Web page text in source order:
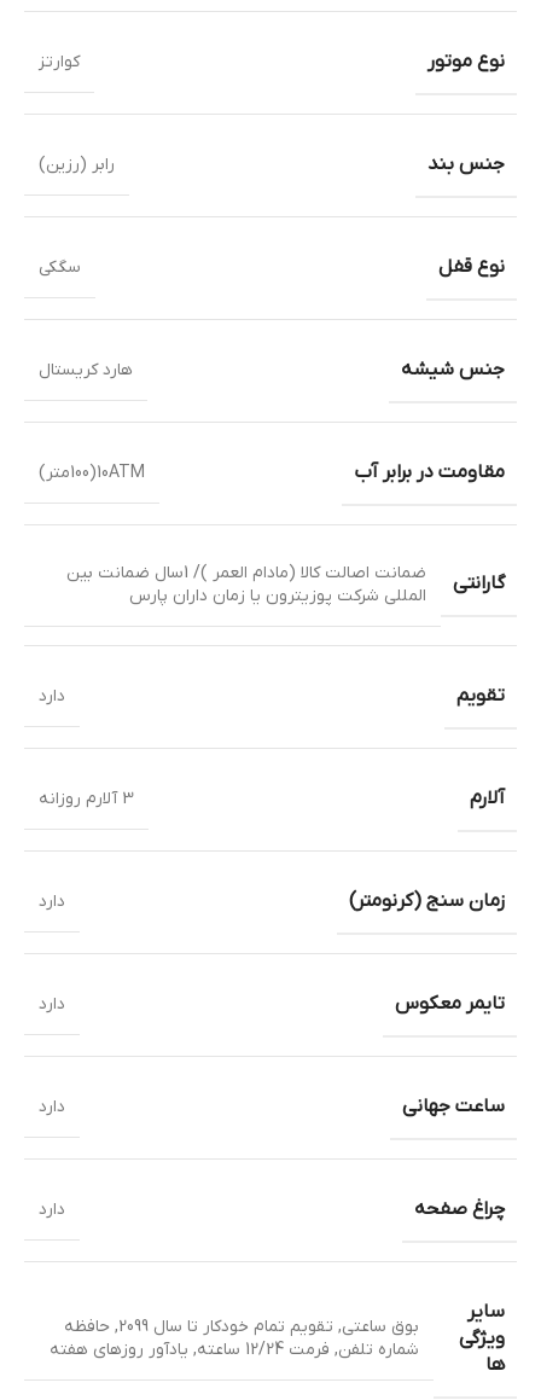
نوع موتور کوارتز
جنس بند رابر (رزین)
نوع قفل سگکی
جنس شیشه هارد کریستال
مقاومت در برابر آب 10ATM(100متر)
گارانتی
ضمانت اصالت کالا (مادام العمر )/ 1سال ضمانت بین
المللی شرکت پوزیترون یا زمان داران پارس
تقویم دارد
آلارم 3 آلارم روزانه
زمان سنج (کرنومتر) دارد
تایمر معکوس دارد
ساعت جهانی دارد
چراغ صفحه دارد
سایر
ویژگی
ها
بوق ساعتی, تقویم تمام خودکار تا سال 2099 , حافظه
شماره تلفن, فرمت 12/24 ساعته , یادآور روزهای هفته